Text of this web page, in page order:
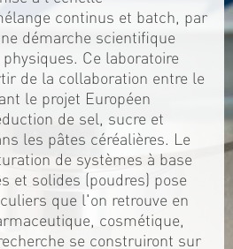
continus et batch, par
démarche scientifique
Ce laboratoire
de la collaboration entre le
le projet Européen
de sel, sucre et
les pâtes céréalières. Le
de systèmes à base
et solides (poudres) pose
que l'on retrouve en
cosmétique,
se construiront sur